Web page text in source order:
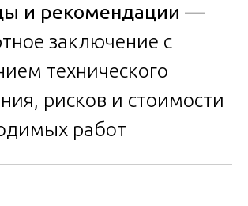
и рекомендации —
заключение с
технического
рисков и стоимости
работ